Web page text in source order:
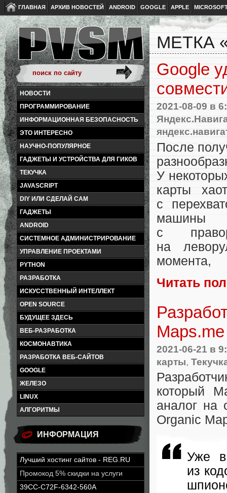
ГЛАВНАЯ АРХИВ НОВОСТЕЙ ANDROID GOOGLE APPLE
НОВОСТИ
ПРОГРАММИРОВАНИЕ
ИНФОРМАЦИОННАЯ БЕЗОПАСНОСТЬ
ЭТО ИНТЕРЕСНО
НАУЧНО-ПОПУЛЯРНОЕ
ГАДЖЕТЫ И УСТРОЙСТВА ДЛЯ ГИКОВ
ТЕКУЧКА
JAVASCRIPT
DIY ИЛИ СДЕЛАЙ САМ
ГАДЖЕТЫ
ANDROID
СИСТЕМНОЕ АДМИНИСТРИРОВАНИЕ
УПРАВЛЕНИЕ ПРОЕКТАМИ
PYTHON
РАЗРАБОТКА
ИСКУССТВЕННЫЙ ИНТЕЛЛЕКТ
OPEN SOURCE
БУДУЩЕЕ ЗДЕСЬ
ВЕБ-РАЗРАБОТКА
КОСМОНАВТИКА
РАЗРАБОТКА ВЕБ-САЙТОВ
GOOGLE
ЖЕЛЕЗО
LINUX
АЛГОРИТМЫ
ИНФОРМАЦИЯ
Лучший хостинг сайтов - REG.RU
Промокод 5% скидки на услуги
39CC-C72F-6342-560A
МЕТКА
Google
2021-08-09 в
После
У
карты
с
машины
с
на
момента,
Читать
Maps.me
2021-06-21 в
карты,
который
аналог на
Organic
Уже в
из